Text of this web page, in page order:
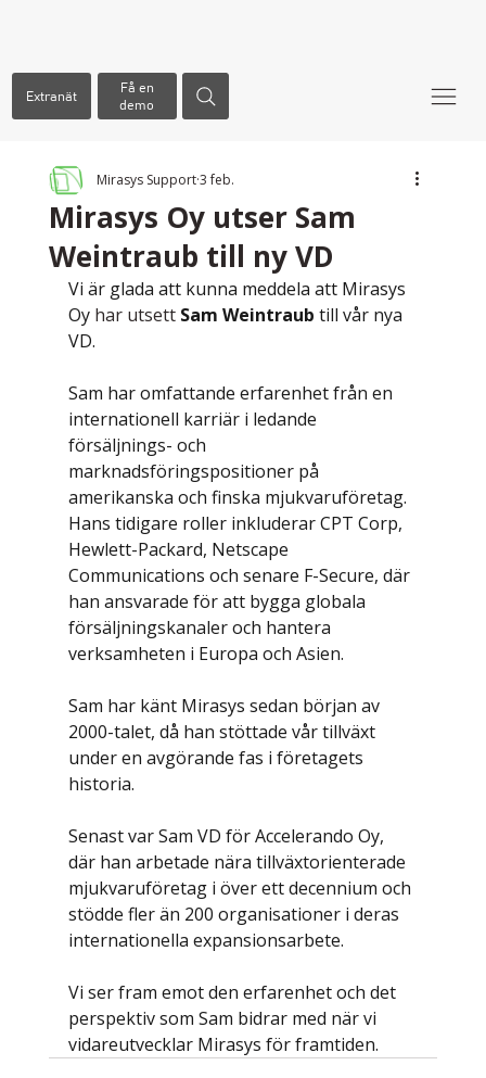
Extranät
Få en
demo
Mirasys Oy utser Sam
Weintraub till ny VD
Mirasys Support3 feb.
Vi är glada att kunna meddela att Mirasys
Oy har utsett Sam Weintraub till vår nya
VD.
Sam har omfattande erfarenhet från en
internationell karriär i ledande
försäljnings- och
marknadsföringspositioner på
amerikanska och finska mjukvaruföretag.
Hans tidigare roller inkluderar CPT Corp,
Hewlett-Packard, Netscape
Communications och senare F-Secure, där
han ansvarade för att bygga globala
försäljningskanaler och hantera
verksamheten i Europa och Asien.
Sam har känt Mirasys sedan början av
2000-talet, då han stöttade vår tillväxt
under en avgörande fas i företagets
historia.
Senast var Sam VD för Accelerando Oy,
där han arbetade nära tillväxtorienterade
mjukvaruföretag i över ett decennium och
stödde fler än 200 organisationer i deras
internationella expansionsarbete.
Vi ser fram emot den erfarenhet och det
perspektiv som Sam bidrar med när vi
vidareutvecklar Mirasys för framtiden.